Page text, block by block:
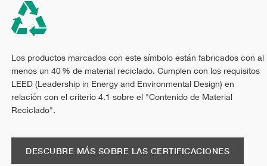
Los productos marcados con este símbolo están fabricados con al
menos un 40 % de material reciclado. Cumplen con los requisitos
LEED (Leadership in Energy and Environmental Design) en
relación con el criterio 4.1 sobre el "Contenido de Material
Reciclado".
DESCUBRE MÁS SOBRE LAS CERTIFICACIONES